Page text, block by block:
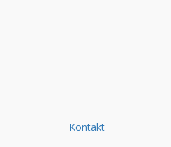
Kontakt